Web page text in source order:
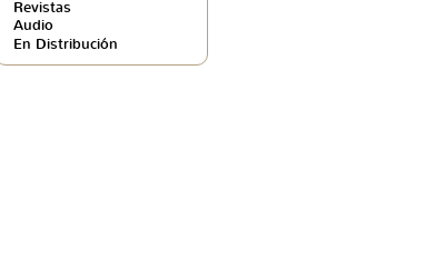
Revistas
Audio
En Distribución